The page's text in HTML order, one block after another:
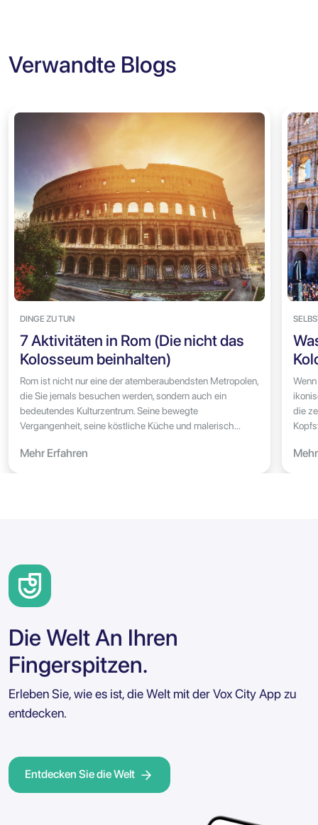
Verwandte Blogs
DINGE ZU TUN
7 Aktivitäten in Rom (Die nicht das
Kolosseum beinhalten)
Rom ist nicht nur eine der atemberaubendsten Metropolen,
die Sie jemals besuchen werden, sondern auch ein
bedeutendes Kulturzentrum. Seine bewegte
Vergangenheit, seine köstliche Küche und malerisch...
Mehr Erfahren
die
Die Welt An Ihren
Fingerspitzen.
Erleben Sie, wie es ist, die Welt mit der Vox City App zu
entdecken.
Entdecken Sie die Welt